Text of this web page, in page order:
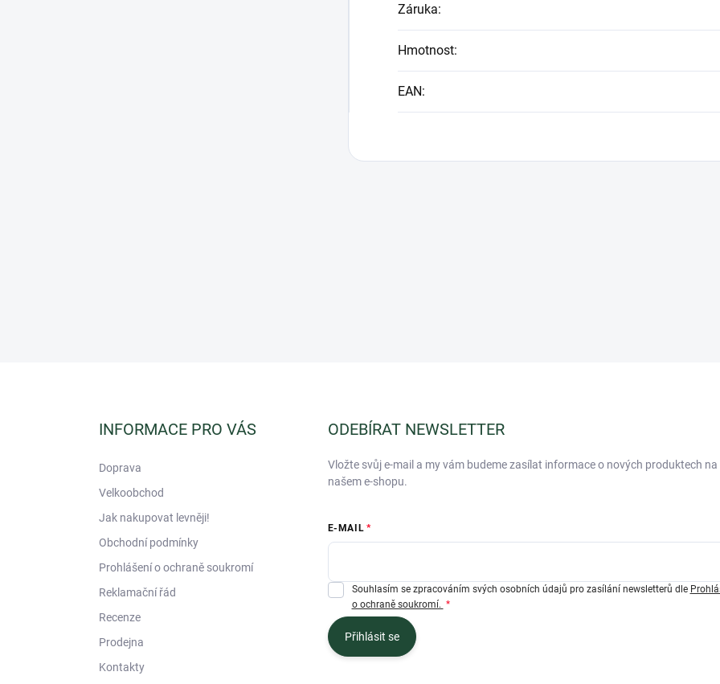
Záruka:
Hmotnost:
EAN:
INFORMACE PRO VÁS
Doprava
Velkoobchod
Jak nakupovat levněji!
Obchodní podmínky
Prohlášení o ochraně soukromí
Reklamační řád
Recenze
Prodejna
Kontakty
ODEBÍRAT NEWSLETTER
Vložte svůj e-mail a my vám budeme zasílat informace o nových produktech na
našem e-shopu.
E-MAIL
Souhlasím se zpracováním svých osobních údajů pro zasílání newsletterů dle
o ochraně soukromí.
Přihlásit se